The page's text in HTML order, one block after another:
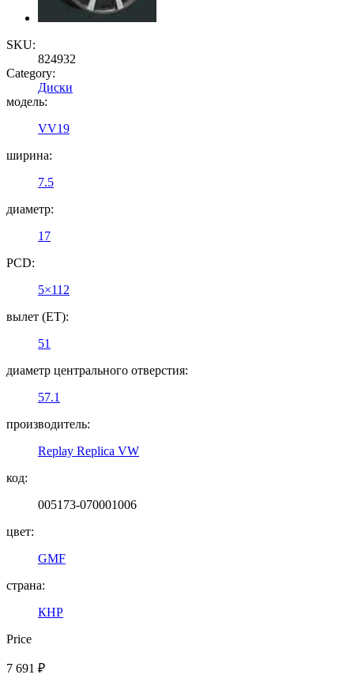
SKU:
824932
Category:
Диски
модель:
VV19
ширина:
7.5
диаметр:
17
PCD:
5×112
вылет (ET):
51
диаметр центрального отверстия:
57.1
производитель:
Replay Replica VW
код:
005173-070001006
цвет:
GMF
страна:
КНР
Price
7 691 ₽